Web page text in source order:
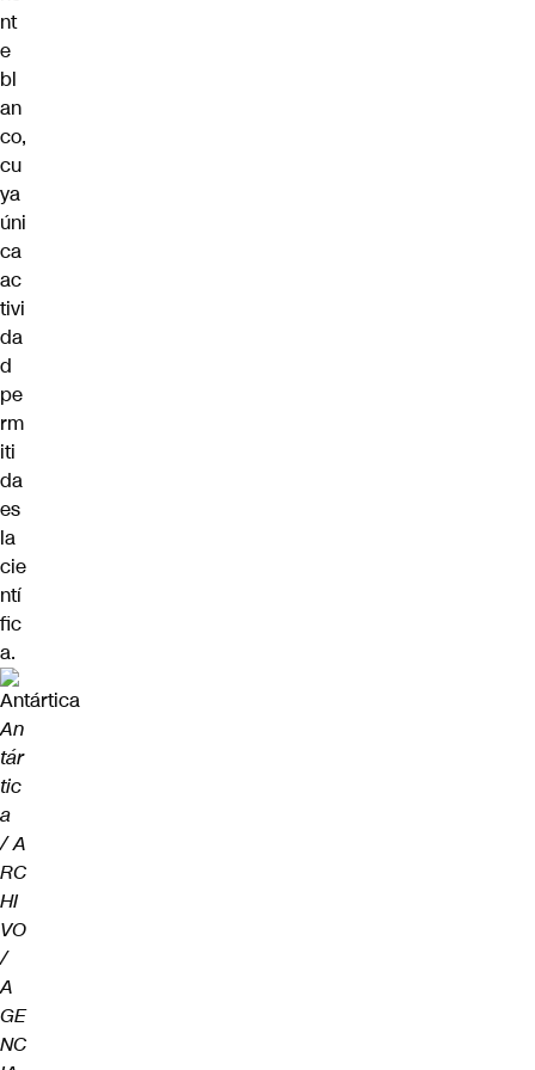
nt
e
bl
an
co,
cu
ya
úni
ca
ac
tivi
da
d
pe
rm
iti
da
es
la
cie
ntí
fic
a.
An
tár
tic
a
/ A
RC
HI
VO
/
A
GE
NC